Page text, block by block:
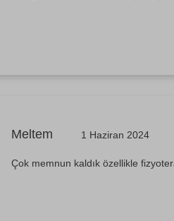
Meltem 1 Haziran 2024
Çok memnun kaldık özellikle